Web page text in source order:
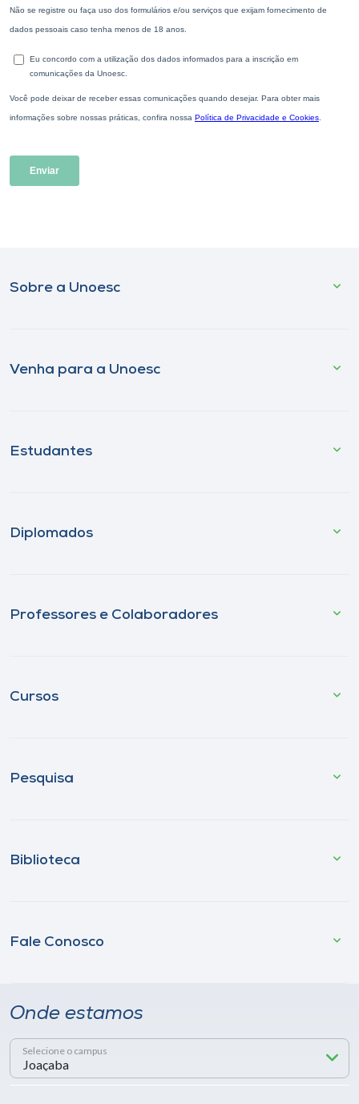
Sobre a Unoesc
Venha para a Unoesc
Estudantes
Diplomados
Professores e Colaboradores
Cursos
Pesquisa
Biblioteca
Fale Conosco
Onde estamos
Selecione o campus